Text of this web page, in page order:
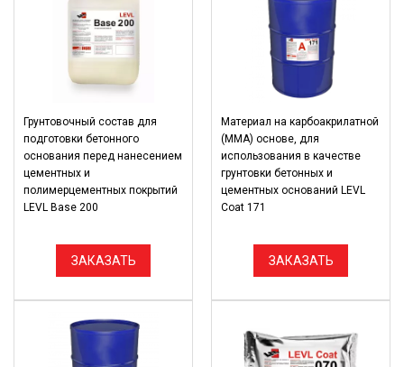
Грунтовочный состав для
подготовки бетонного
основания перед нанесением
цементных и
полимерцементных покрытий
LEVL Base 200
ЗАКАЗАТЬ
Материал на карбоакрилатной
(ММА) основе, для
использования в качестве
грунтовки бетонных и
цементных оснований LEVL
Coat 171
ЗАКАЗАТЬ